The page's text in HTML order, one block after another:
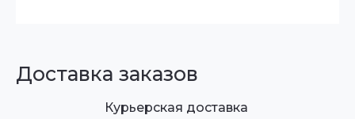
Доставка заказов
Курьерская доставка